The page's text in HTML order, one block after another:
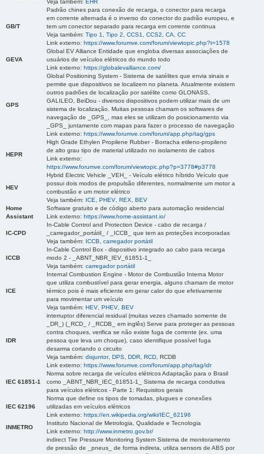
Veja também: EHR
GB/T
Padrão chines para conexão de recarga, o conector para recarga
em corrente alternada é o inverso do conector do padrão europeu, e
tem um conector separado para recarga em corrente continua
Veja também: Tipo 1 Tipo 2 CCS1 CCS2 CA
CC
Link externo: https://www.forumve.com/forum/viewtopic.php?t=1578
GEVA
Global EV Alliance Entidade que engloba diversas associações de
usuários de veículos elétricos do mundo todo
Link externo: https://globalevalliance.com/
GPS
Global Positioning System - Sistema de satélites que envia sinais e
permite que dispositivos se localizem no planeta. Atualmente existem
outros padrões de localização por satélite como GLONASS,
GALILEO, BeiDou - diversos dispositivos podem utilizar mais de um
sistema de localização. Muitas pessoas chamam os softwares de
navegação de _GPS_, mas eles se utilizam do posicionamento via
_GPS_ juntamente com mapas para fazer o processo de navegação
Link externo: https://www.forumve.com/forum/app.php/tag/gps
HEPR
High Grade Ethylen Propilene Rubber - Borracha etileno-propileno
de alto grau tipo de material utilizado no isolamento de cabos
Link externo:
https://www.forumve.com/forum/viewtopic.php?p=3778#p3778
HEV
Hybrid Electric Vehicle _VEH_ - Veículo elétrico híbrido Veículo que
possui dois modos de propulsão diferentes, normalmente um motor a
combustão e um motor elétrico
Veja também: ICE PHEV REX
BEV
Home
Assistant
Software gratuito e de código aberto para automação residencial
Link externo: https://www.home-assistant.io/
IC-CPD
In-Cable Control and Protection Device - cabo de recarga /
_carregador_portátil_ / _ICCB_ que tem as proteções incorporadas
Veja também: ICCB carregador portátil
ICCB
In-Cable Control Box - dispositivo integrado ao cabo para recarga
modo 2 - _ABNT_NBR_IEV_61851-1_
Veja também: carregador portátil
ICE
Internal Combustion Engine - Motor de Combustão Interna Motor
que utiliza combustível para gerar energia, alguns chamam de motor
térmico pois é mais eficiente em gerar calor do que efetivamente
para movimentar um veículo
Veja também: HEV PHEV BEV
IDR
interruptor diferencial residual (muitas vezes chamado somente de
_DR_) (_RCD_ / _RCDB_ em inglês) Serve para proteger as pessoas
contra choques, verifica se não existe fuga de corrente (ex. uma
pessoa que leva um choque), caso identifique possível fuga
desarma cortando o circuito
Veja também: disjuntor, DPS DDR RCD , RCDB
Link externo: https://www.forumve.com/forum/app.php/tag/idr
IEC 61851-1
Norma sobre recarga de veículos elétricos Adaptação para o Brasil
como _ABNT_NBR_IEC_61851-1_ Sistema de recarga condutiva
para veículos elétricos - Parte 1: Requisitos gerais
IEC 62196
Norma que define os tipos de tomadas, plugues e conexões
utilizadas em veículos elétricos
Link externo: https://en.wikipedia.org/wiki/IEC_62196
INMETRO
Instituto Nacional de Metrologia, Qualidade e Tecnologia
Link externo: http://www.inmetro.gov.br/
indirect Tire Pressure Monitoring System Sistema de monitoramento
de pressão de _pneus_ de forma indireta, utiliza sensors de ABS por